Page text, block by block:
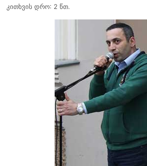
კითხვის დრო: 2 წთ.